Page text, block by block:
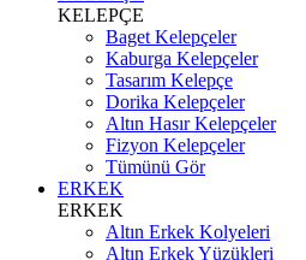
KELEPÇE
Baget Kelepçeler
Kaburga Kelepçeler
Tasarım Kelepçe
Dorika Kelepçeler
Altın Hasır Kelepçeler
Fizyon Kelepçeler
Tümünü Gör
ERKEK
ERKEK
Altın Erkek Kolyeleri
Altın Erkek Yüzükleri